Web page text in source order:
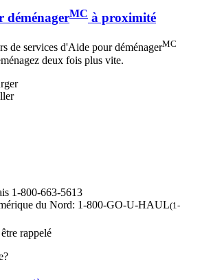
déménagerMC à proximité
de services d'Aide pour déménagerMC
deux fois plus vite.
1-800-663-5613
du Nord: 1-800-GO-U-HAUL(1-
rappelé